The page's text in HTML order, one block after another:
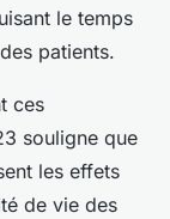
le temps
patients.
ces
souligne que
les effets
de vie des